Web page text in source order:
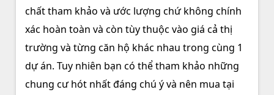
chất tham khảo và ước lượng chứ không chính
xác hoàn toàn và còn tùy thuộc vào giá cả thị
trường và từng căn hộ khác nhau trong cùng 1
dự án. Tuy nhiên bạn có thể tham khảo những
chung cư hót nhất đáng chú ý và nên mua tại